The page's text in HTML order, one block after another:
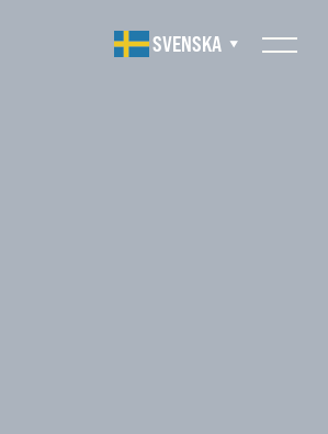
SVENSKA ▼